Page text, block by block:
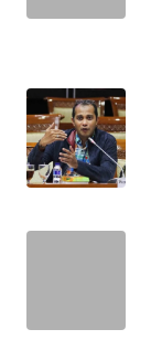
SULTRA
NTB
WN
SULTENG